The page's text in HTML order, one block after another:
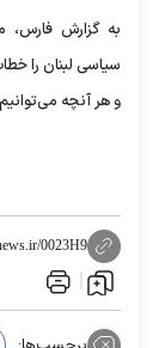
به گزارش فارس،
سیاسی لبنان را
و هر آنچه
0023H9